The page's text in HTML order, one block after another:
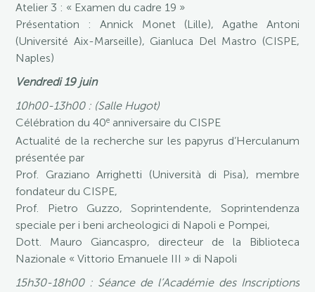
Atelier 3 : « Examen du cadre 19 »
Présentation : Annick Monet (Lille), Agathe Antoni
(Université Aix-Marseille), Gianluca Del Mastro (CISPE,
Naples)
Vendredi 19 juin
10h00-13h00 : (Salle Hugot)
Célébration du 40e anniversaire du CISPE
Actualité de la recherche sur les papyrus d’Herculanum
présentée par
Prof. Graziano Arrighetti (Università di Pisa), membre
fondateur du CISPE,
Prof. Pietro Guzzo, Soprintendente, Soprintendenza
speciale per i beni archeologici di Napoli e Pompei,
Dott. Mauro Giancaspro, directeur de la Biblioteca
Nazionale « Vittorio Emanuele III » di Napoli
15h30-18h00 : Séance de l’Académie des Inscriptions